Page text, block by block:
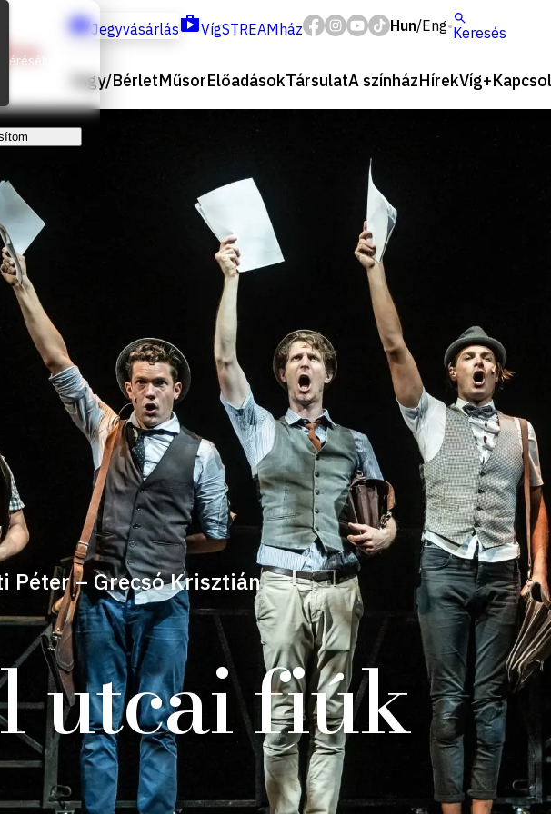
Jegyvásárlás VígSTREAMház Hun/Eng Keresés
Jegy/BérletMűsorElőadásokTársulatA színházHírekVíg+
Péter – Grecsó Krisztián
utcai fiúk
sütik